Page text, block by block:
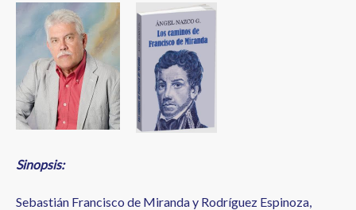
Sinopsis:
Sebastián Francisco de Miranda y Rodríguez Espinoza,